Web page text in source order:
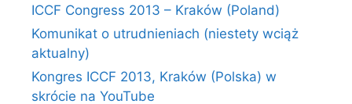
ICCF Congress 2013 – Kraków (Poland)
Komunikat o utrudnieniach (niestety wciąż
aktualny)
Kongres ICCF 2013, Kraków (Polska) w
skrócie na YouTube